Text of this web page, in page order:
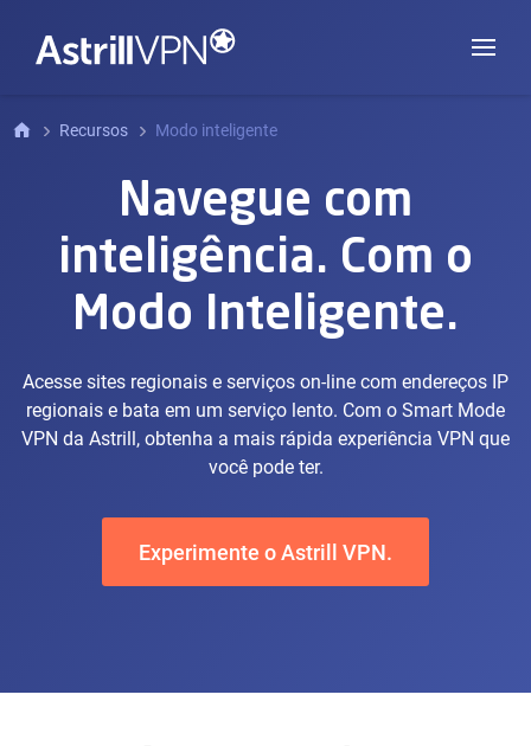
Recursos Modo inteligente
Navegue com
inteligência. Com o
Modo Inteligente.
Acesse sites regionais e serviços on-line com endereços IP
regionais e bata em um serviço lento. Com o Smart Mode
VPN da Astrill, obtenha a mais rápida experiência VPN que
você pode ter.
Experimente o Astrill VPN.